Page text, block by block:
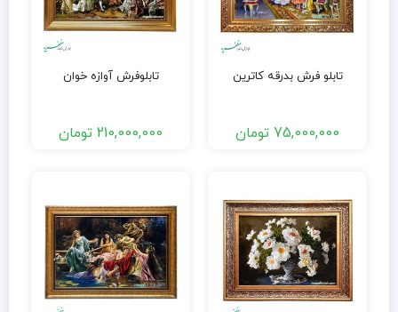
تابلو فرش بدرقه کاترین
75,000,000 تومان
تابلوفرش آوازه خوان
210,000,000 تومان